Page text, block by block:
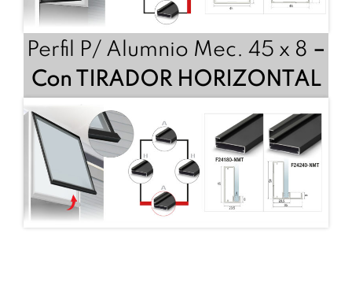
Perfil P/ Alumnio Mec. 45 x 8 –
Con TIRADOR HORIZONTAL